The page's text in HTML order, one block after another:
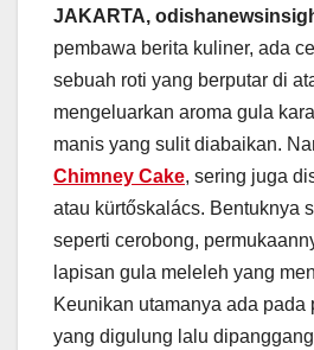
JAKARTA,
pembawa berita kuliner, ada
sebuah roti yang berputar di
mengeluarkan aroma gula
manis yang sulit diabaikan.
Chimney Cake, sering juga
atau kürtőskalács. Bentuknya
seperti cerobong,
lapisan gula meleleh yang
Keunikan utamanya ada pada
yang digulung lalu